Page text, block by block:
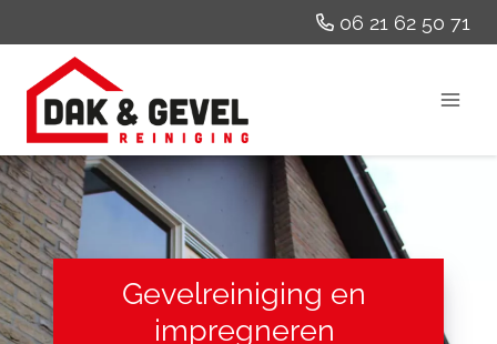
naar
inhoud
06 21 62 50 71
Gevelreiniging en
impregneren